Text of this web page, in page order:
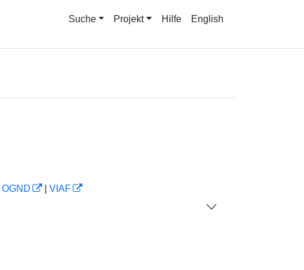
Suche Projekt Hilfe English
OGND
VIAF